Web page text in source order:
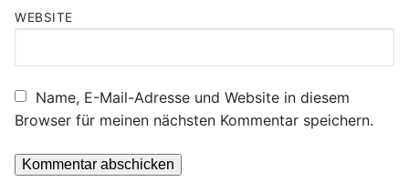
WEBSITE
Name, E-Mail-Adresse und Website in diesem
Browser für meinen nächsten Kommentar speichern.